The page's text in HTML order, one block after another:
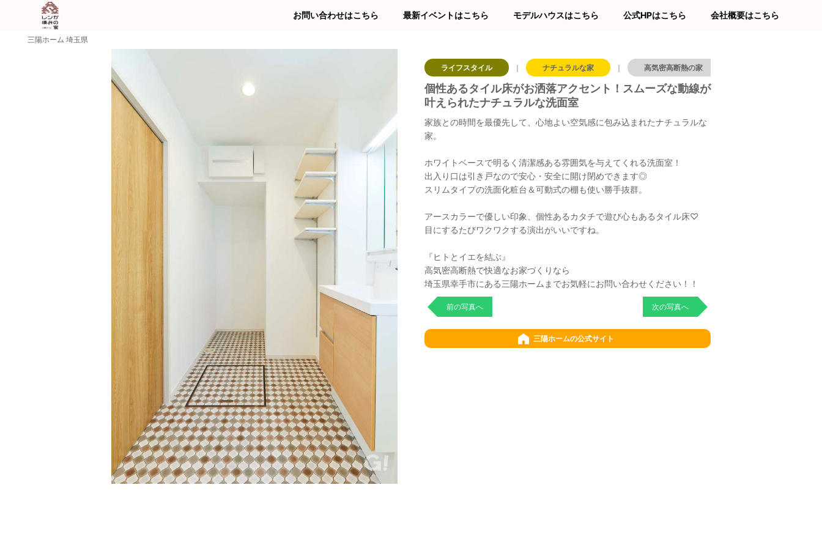
お問い合わせはこちら 最新イベントはこちら モデルハウスはこちら 公式HPはこちら 会社概要はこちら
三陽ホーム 埼玉県
ライフスタイル ｜ ナチュラルな家 ｜ 高気密高断熱の家
個性あるタイル床がお洒落アクセント！スムーズな動線が
叶えられたナチュラルな洗面室
家族との時間を最優先して、心地よい空気感に包み込まれたナチュラルな
家。
ホワイトベースで明るく清潔感ある雰囲気を与えてくれる洗面室！
出入り口は引き戸なので安心・安全に開け閉めできます◎
スリムタイプの洗面化粧台＆可動式の棚も使い勝手抜群。
アースカラーで優しい印象、個性あるカタチで遊び心もあるタイル床♡
目にするたびワクワクする演出がいいですね。
『ヒトとイエを結ぶ』
高気密高断熱で快適なお家づくりなら
埼玉県幸手市にある三陽ホームまでお気軽にお問い合わせください！！
前の写真へ 次の写真へ
三陽ホームの公式サイト